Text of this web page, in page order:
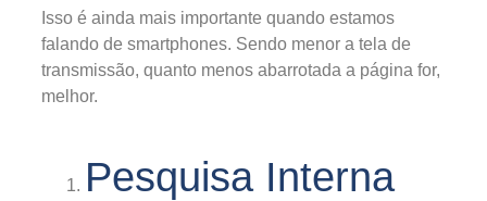
Isso é ainda mais importante quando estamos
falando de smartphones. Sendo menor a tela de
transmissão, quanto menos abarrotada a página for,
melhor.
Pesquisa Interna